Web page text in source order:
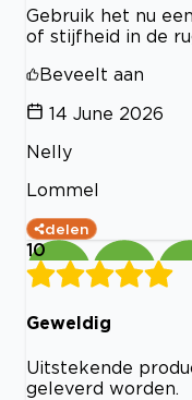
Gebruik het nu
of stijfheid in de
Beveelt aan
14 June 2026
Nelly
Lommel
delen
10
Geweldig
Uitstekende
geleverd worden.